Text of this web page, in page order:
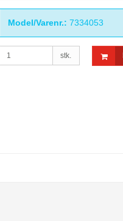
Model/Varenr.: 7334053
stk.